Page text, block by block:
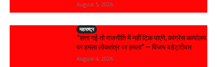
August 5, 2026
महाराष्ट्र
“सत्ता गई तो राजनीति में नहीं टिक पाएंगे, कांग्रेस कार्यालय
पर हमला लोकतंत्र पर हमला” — विजय वडेट्टीवार
August 4, 2026